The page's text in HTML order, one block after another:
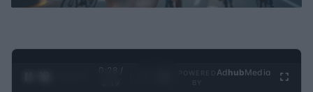
0:29 /
Ad hubMedia